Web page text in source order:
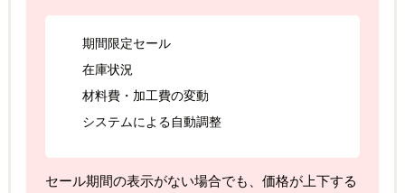
期間限定セール
在庫状況
材料費・加工費の変動
システムによる自動調整
セール期間の表示がない場合でも、価格が上下する